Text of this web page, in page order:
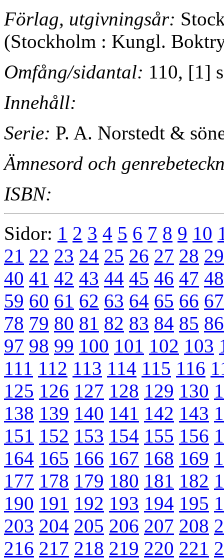
Förlag, utgivningsår:
(Stockholm : Kungl.
Omfång/sidantal: 110, [1]
Innehåll:
Serie: P. A. Norstedt &
Ämnesord och
ISBN:
Sidor: 1 2 3 4 5 6 7 8 9 10
21 22 23 24 25 26 27 28 29
40 41 42 43 44 45 46 47 48
59 60 61 62 63 64 65 66 67
78 79 80 81 82 83 84 85 86
97 98 99 100 101 102 103
111 112 113 114 115 116
125 126 127 128 129 130
138 139 140 141 142 143
151 152 153 154 155 156
164 165 166 167 168 169
177 178 179 180 181 182
190 191 192 193 194 195
203 204 205 206 207 208
216 217 218 219 220 221